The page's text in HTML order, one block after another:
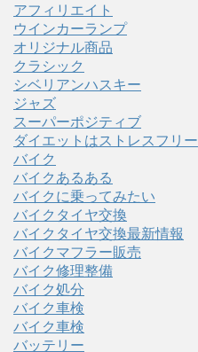
アフィリエイト
ウインカーランプ
オリジナル商品
クラシック
シベリアンハスキー
ジャズ
スーパーポジティブ
ダイエットはストレスフリー
バイク
バイクあるある
バイクに乗ってみたい
バイクタイヤ交換
バイクタイヤ交換最新情報
バイクマフラー販売
バイク修理整備
バイク処分
バイク車検
バイク車検
バッテリー